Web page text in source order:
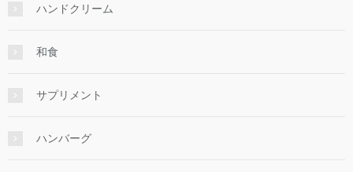
ハンドクリーム
和食
サプリメント
ハンバーグ